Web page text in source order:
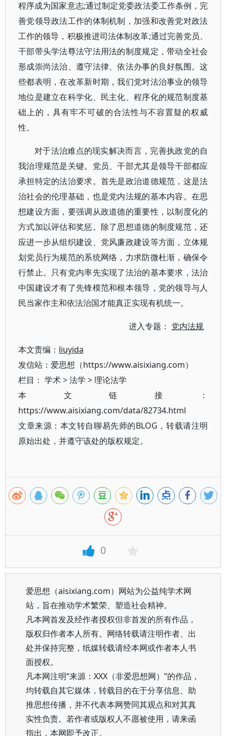
程序成为国家意志;通过制定党委政法委工作条例，完
善党领导政法工作的体制机制，加强和改善党对政法
工作的领导，积极推进司法体制改革;通过完善党员、
干部带头学法尊法守法用法的制度规定，带动全社会
形成崇尚法治、遵守法律、依法办事的良好氛围。这
些都表明，在改革新时期，我们党对法治事业的领导
地位是建立在科学化、民主化、程序化的规范制度基
础上的，具有牢不可破的合法性与不容置疑的权威
性。
对于法治难点的现实解决而言，完善执政党的自
我治理规范是关键。党员、干部尤其是领导干部都应
承担特定的法治要求。首先是政治道德规范，这是法
治社会的伦理基础，也是党内法规的基本内容。在思
想建设方面，要强调从政道德的重要性，以制度化的
方式加以评估和奖惩。除了思想道德的制度规范，还
应进一步从组织建设、党风廉政建设等方面，立体规
划党员行为规范的系统网络，力求防微杜渐，确保令
行禁止。只有党内率先实现了法治的基本要求，法治
中国建设才有了先锋模范和根本领导，党的领导与人
民当家作主和依法治国才能真正实现有机统一。
进入专题： 党内法规
本文责编： liuyida
发信站：爱思想（https://www.aisixiang.com）
栏目： 学术>法学 >理论法学
本文链接：
https://www.aisixiang.com/data/82734.html
文章来源：本文转自聊易先师的BLOG，转载请注明
原始出处，并遵守该处的版权规定。
0
爱思想（aisixiang.com）网站为公益纯学术网
站，旨在推动学术繁荣、塑造社会精神。
凡本网首发及经作者授权但非首发的所有作品，
版权归作者本人所有。网络转载请注明作者、出
处并保持完整，纸媒转载请经本网或作者本人书
面授权。
凡本网注明“来源：XXX（非爱思想网）”的作品，
均转载自其它媒体，转载目的在于分享信息、助
推思想传播，并不代表本网赞同其观点和对其真
实性负责。若作者或版权人不愿被使用，请来函
指出，本网即予改正。